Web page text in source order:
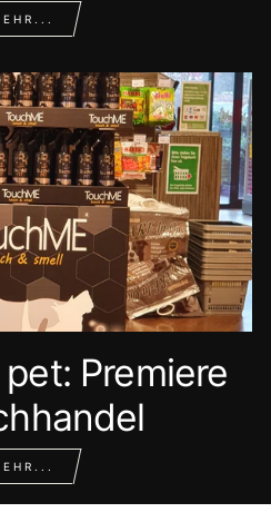
Premiere